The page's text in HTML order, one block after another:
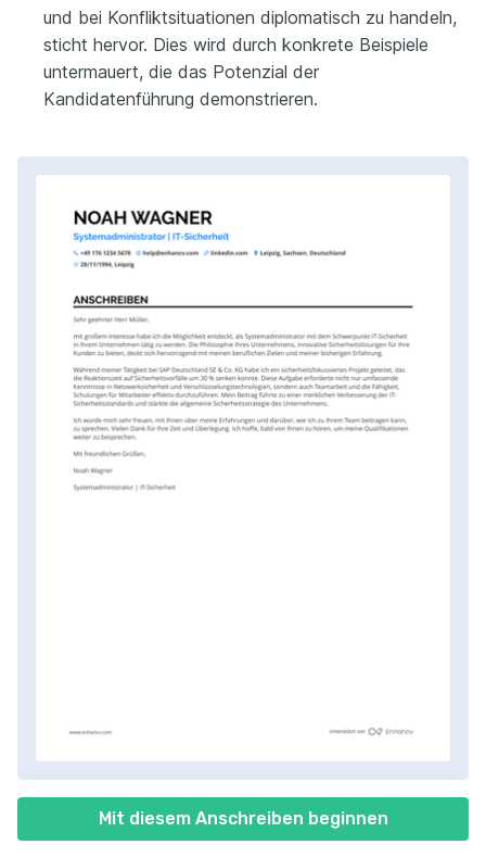
Mit diesem Anschreiben beginnen
und bei Konfliktsituationen diplomatisch zu handeln,
sticht hervor. Dies wird durch konkrete Beispiele
untermauert, die das Potenzial der
Kandidatenführung demonstrieren.